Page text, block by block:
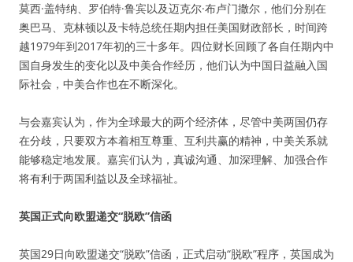
莫西·盖特纳、罗伯特·鲁宾以及迈克尔·布卢门撒尔，他们分别在
奥巴马、克林顿以及卡特总统任期内担任美国财政部长，时间跨
越1979年到2017年初的三十多年。四位财长回顾了各自任期内中
国自身发生的变化以及中美合作经历，他们认为中国日益融入国
际社会，中美合作也在不断深化。
与会嘉宾认为，作为全球最大的两个经济体，尽管中美两国仍存
在分歧，只要双方本着相互尊重、互利共赢的精神，中美关系就
能够稳定地发展。嘉宾们认为，真诚沟通、加深理解、加强合作
将有利于两国利益以及全球福祉。
英国正式向欧盟递交“脱欧”信函
英国29日向欧盟递交“脱欧”信函，正式启动“脱欧”程序，英国成为